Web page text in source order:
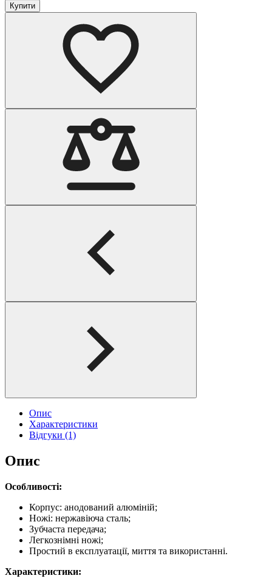
Купити
Опис
Характеристики
Відгуки (1)
Опис
Особливості:
Корпус: анодований алюміній;
Ножі: нержавіюча сталь;
Зубчаста передача;
Легкознімні ножі;
Простий в експлуатації, миття та використанні.
Характеристики: